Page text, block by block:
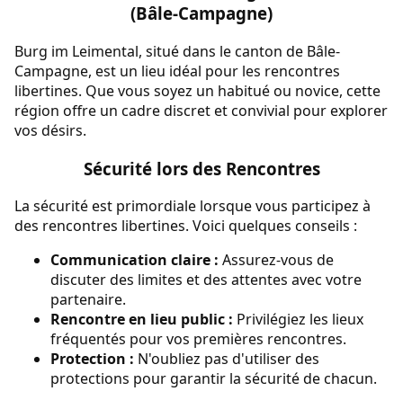
(Bâle-Campagne)
Burg im Leimental, situé dans le canton de Bâle-
Campagne, est un lieu idéal pour les rencontres
libertines. Que vous soyez un habitué ou novice, cette
région offre un cadre discret et convivial pour explorer
vos désirs.
Sécurité lors des Rencontres
La sécurité est primordiale lorsque vous participez à
des rencontres libertines. Voici quelques conseils :
Communication claire : Assurez-vous de
discuter des limites et des attentes avec votre
partenaire.
Rencontre en lieu public : Privilégiez les lieux
fréquentés pour vos premières rencontres.
Protection : N'oubliez pas d'utiliser des
protections pour garantir la sécurité de chacun.